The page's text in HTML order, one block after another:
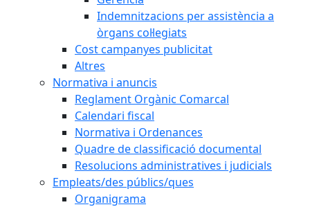
Indemnitzacions per assistència a
òrgans col·legiats
Cost campanyes publicitat
Altres
Normativa i anuncis
Reglament Orgànic Comarcal
Calendari fiscal
Normativa i Ordenances
Quadre de classificació documental
Resolucions administratives i judicials
Empleats/des públics/ques
Organigrama